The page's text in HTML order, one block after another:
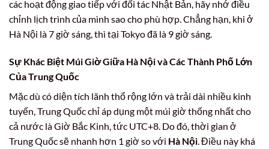
các hoạt động giao tiếp với đối tác Nhật Bản, hãy nhớ điều
chỉnh lịch trình của mình sao cho phù hợp. Chẳng hạn, khi ở
Hà Nội là 7 giờ sáng, thì tại Tokyo đã là 9 giờ sáng.
Sự Khác Biệt Múi Giờ Giữa Hà Nội và Các Thành Phố Lớn
Của Trung Quốc
Mặc dù có diện tích lãnh thổ rộng lớn và trải dài nhiều kinh
tuyến, Trung Quốc chỉ áp dụng một múi giờ thống nhất cho
cả nước là Giờ Bắc Kinh, tức UTC+8. Do đó, thời gian ở
Trung Quốc sẽ nhanh hơn 1 giờ so với Hà Nội. Điều này khá